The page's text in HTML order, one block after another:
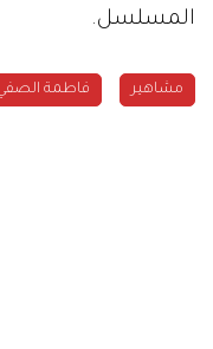
المسلسل.
مشاهير فاطمة